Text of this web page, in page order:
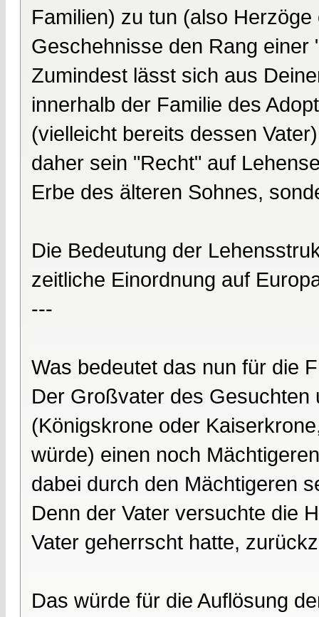
Familien) zu tun (also
Geschehnisse den Rang
Zumindest lässt sich aus
innerhalb der Familie des
(vielleicht bereits dessen
daher sein "Recht" auf
Erbe des älteren Sohnes,
Die Bedeutung der
zeitliche Einordnung auf
---
Was bedeutet das nun für die
Der Großvater des Gesuchten
(Königskrone oder
würde) einen noch
dabei durch den Mächtigeren
Denn der Vater versuchte die
Vater geherrscht hatte,
Das würde für die Auflösung